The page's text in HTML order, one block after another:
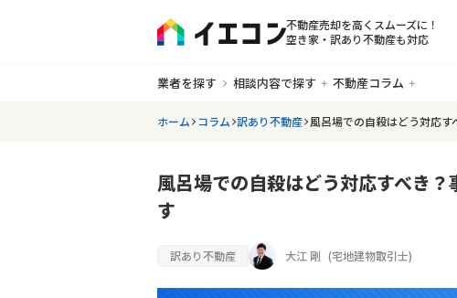
不動産売却を高くスムーズに！
空き家・訳あり不動産も対応
業者を探す 相談内容で探す 不動産コラム
ホーム コラム 訳あり不動産 風呂場での自殺はどう対応
風呂場での自殺はどう対応すべき
す
訳あり不動産 大江 剛 (宅地建物取引士)